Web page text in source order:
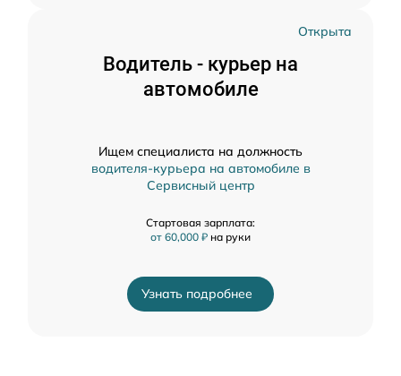
Открыта
Водитель - курьер на
автомобиле
Ищем специалиста на должность
водителя-курьера на автомобиле в
Сервисный центр
Стартовая зарплата:
от 60,000 ₽ на руки
Узнать подробнее